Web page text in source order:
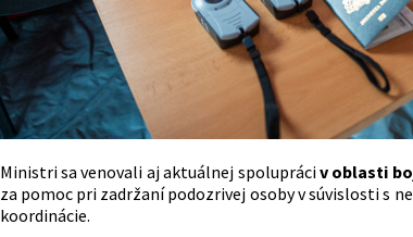
Ministri sa venovali aj aktuálnej spolupráciv oblasti
za pomoc pri zadržaní podozrivej osoby v súvislosti s
koordinácie.